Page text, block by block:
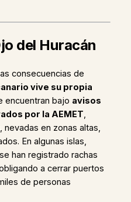
del Huracán
consecuencias de
vive su propia
encuentran bajo avisos
por la AEMET,
en zonas altas,
En algunas islas,
han registrado rachas
a cerrar puertos
de personas